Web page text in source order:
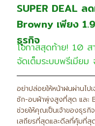
SUPER DEAL ล
Browny เพียง
ธุรกิจ
โอกาสสุดท้าย! 10
จัดเต็มระบบพรีเมีย
อย่าปล่อยให้หน้าฝนผ่านไป
ซัก-อบผ้าพุ่งสูงที่สุด และ
ช่วยให้คุณเป็นเจ้าของธุรกิ
เสถียรที่สุดและดีลที่คุ้มที่สุ